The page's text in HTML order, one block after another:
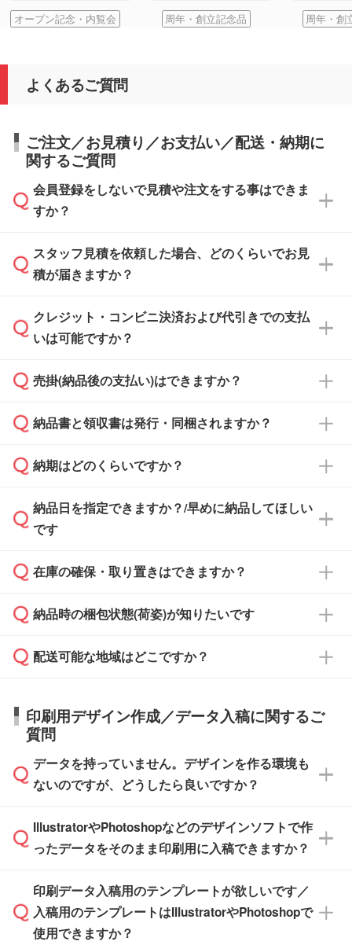
オープン記念・内覧会 周年・創立記念品 周年・創
よくあるご質問
ご注文／お見積り／お支払い／配送・納期に
関するご質問
会員登録をしないで見積や注文をする事はできま
すか？
可能です。見積・注文フォームにて『ゲストの
まま進む』ボタンからお進みのうえ、ご依頼く
スタッフ見積を依頼した場合、どのくらいでお見
積が届きますか？
通常、翌営業日までにお送りしております。混
雑状況によっては、お時間をいただくこともご
依頼いただいた場合は、翌営業日以降のご連絡
クレジット・コンビニ決済および代引きでの支払
いは可能ですか？
銀行振込のみのご対応となります。
売掛(納品後の支払い)はできますか？
基本的には先入金をお願いしておりますが、自
どの場合は、月末締め翌月末払いに対応可能で
また、卒業・卒園記念品で対策委員会や個人様
校や幼稚園・保育園であれば、同様の条件でご
ご希望の際は担当スタッフまでお気軽にご相談
ください。
納品書と領収書は発行・同梱されますか？
納品書・領収書は ご依頼をいただいた場合の
ず、通常はPDFデータをメール添付でお送りし
ます。
たは注文フォームの『ご注文に関する備考欄』
納期はどのくらいですか？
・印刷する場合(500個程度)
ご入金、イメージ画像の校了から約2週間～2
ご入金確認後、1～2営業日で出荷いたしま
タッフまでお問い合わせください。
ル」に注文予定日をご入力いただくと、おおよ
その締切日や出荷目安をご確認いただけます。
品が決まりましたらお早めのご発注をお願いい
たします。
※土日祝日を除く営業日換算です。
※沖縄・離島は追加日数がかかります。
納品日を指定できますか？/早めに納品してほしい
です
ご希望の納期がある場合は、お問い合わせ・お
い。
応が可能かご案内いたします。
す。>>対象商品はこちら
※最短出荷日は商品によって異なります。各商
品ページにてご確認ください
在庫の確保・取り置きはできますか？
ご入金確認後に在庫を確保し、注文確定のご連
はできかねますので予めご了承ください。
納品時の梱包状態(荷姿)が知りたいです
商品によって異なります。各ページにある商品
す。(白箱、化粧箱、ブリスターパックなど)
【袋入り】 商品がひとつずつ袋に入っていま
す。(透明袋、デザイン袋など)
【個包装なし】 個包装がされていない状態で
※化粧箱から白箱への入れ替えや、オリジナル
箱の作成は原則承っておりません。
配送可能な地域はどこですか？
日本全国へお届けが可能です。なお、海外への
直接納品は行っておりませんので予めご了承く
ださい。
印刷用デザイン作成／データ入稿に関するご
質問
データを持っていません。デザインを作る環境も
ないのですが、どうしたら良いですか？
無料の「デザインシミュレーター」を使えば、
PCやスマホから簡単にデザインを作成できま
ザインソフトがなくても安心です。
また、「データ作成サービス
IllustratorやPhotoshopなどのデザインソフトで作
ったデータをそのまま印刷用に入稿できますか？
IllustratorやPhotoshop、CLIP STUDIOなどのデ
ザインソフトでこだわりのデザインを作成した
い方は、完全データ入稿
印刷データ入稿用のテンプレートが欲しいです／
入稿用のテンプレートはIllustratorやPhotoshopで
使用できますか？